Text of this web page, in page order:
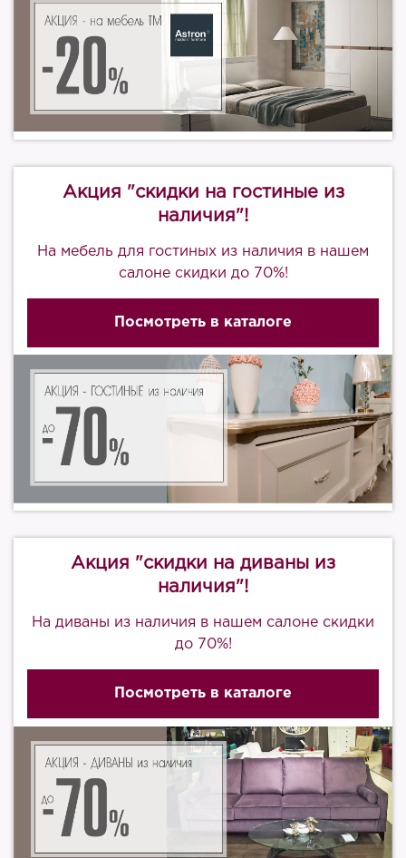
Акция "скидки на гостиные из
наличия"!
На мебель для гостиных из наличия в нашем
салоне скидки до 70%!
Посмотреть в каталоге
Акция "скидки на диваны из
наличия"!
На диваны из наличия в нашем салоне скидки
до 70%!
Посмотреть в каталоге